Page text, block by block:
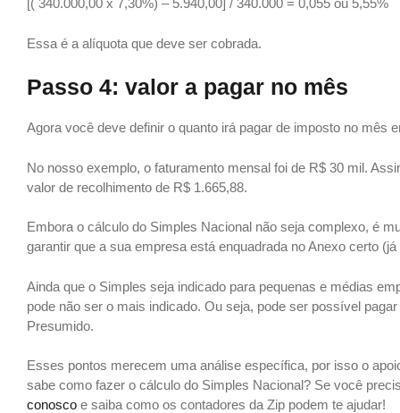
[( 340.000,00 x 7,30%) – 5.940,00] / 340.000 = 0,055 ou 5,55%
Essa é a alíquota que deve ser cobrada.
Passo 4: valor a pagar no mês
Agora você deve definir o quanto irá pagar de imposto no mês
No nosso exemplo, o faturamento mensal foi de R$ 30 mil.
valor de recolhimento de R$ 1.665,88.
Embora o cálculo do Simples Nacional não seja complexo, é
garantir que a sua empresa está enquadrada no Anexo certo
Ainda que o Simples seja indicado para pequenas e médias
pode não ser o mais indicado. Ou seja, pode ser possível
Presumido.
Esses pontos merecem uma análise específica, por isso o
sabe como fazer o cálculo do Simples Nacional? Se você
conosco e saiba como os contadores da Zip podem te ajudar!